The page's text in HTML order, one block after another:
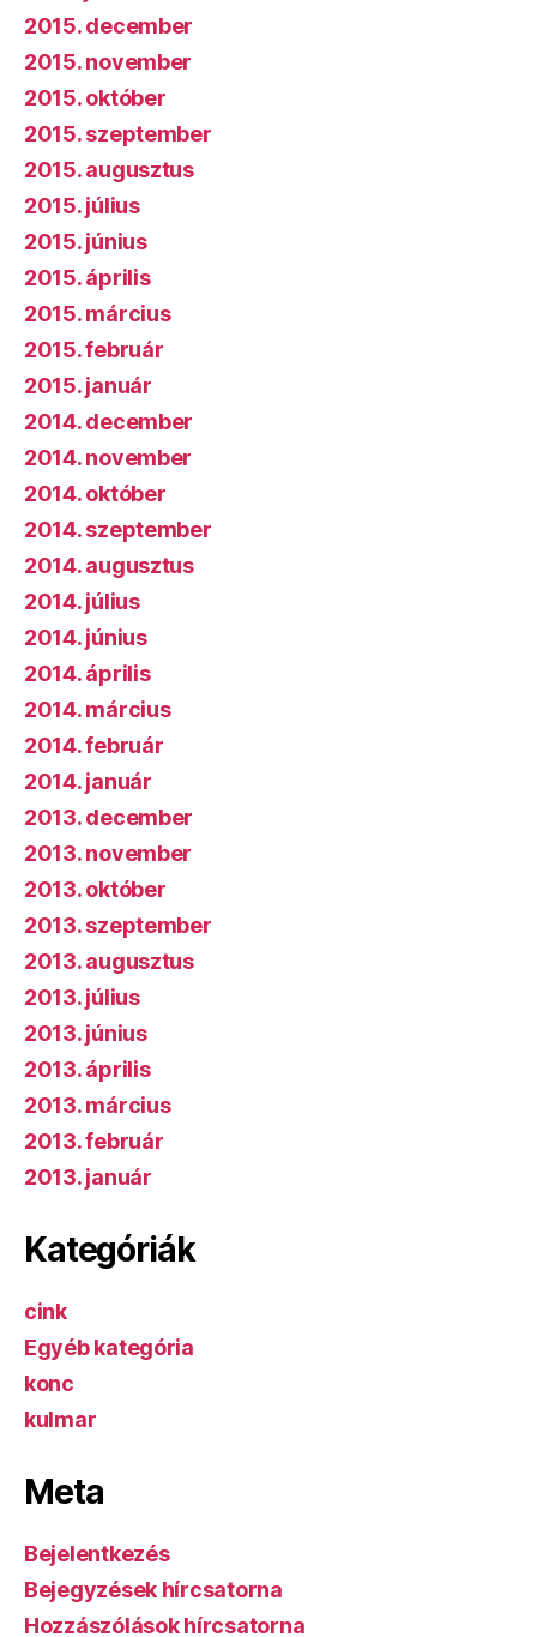
2015. december
2015. november
2015. október
2015. szeptember
2015. augusztus
2015. július
2015. június
2015. április
2015. március
2015. február
2015. január
2014. december
2014. november
2014. október
2014. szeptember
2014. augusztus
2014. július
2014. június
2014. április
2014. március
2014. február
2014. január
2013. december
2013. november
2013. október
2013. szeptember
2013. augusztus
2013. július
2013. június
2013. április
2013. március
2013. február
2013. január
Kategóriák
cink
Egyéb kategória
konc
kulmar
Meta
Bejelentkezés
Bejegyzések hírcsatorna
Hozzászólások hírcsatorna